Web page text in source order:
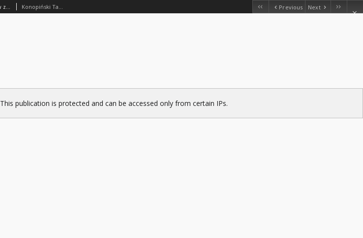
Rozwój eksportu trzody chlewnej i jej przetworów z Polski Konopiński Tadeusz Previous Next
This publication is protected and can be accessed only from certain IPs.